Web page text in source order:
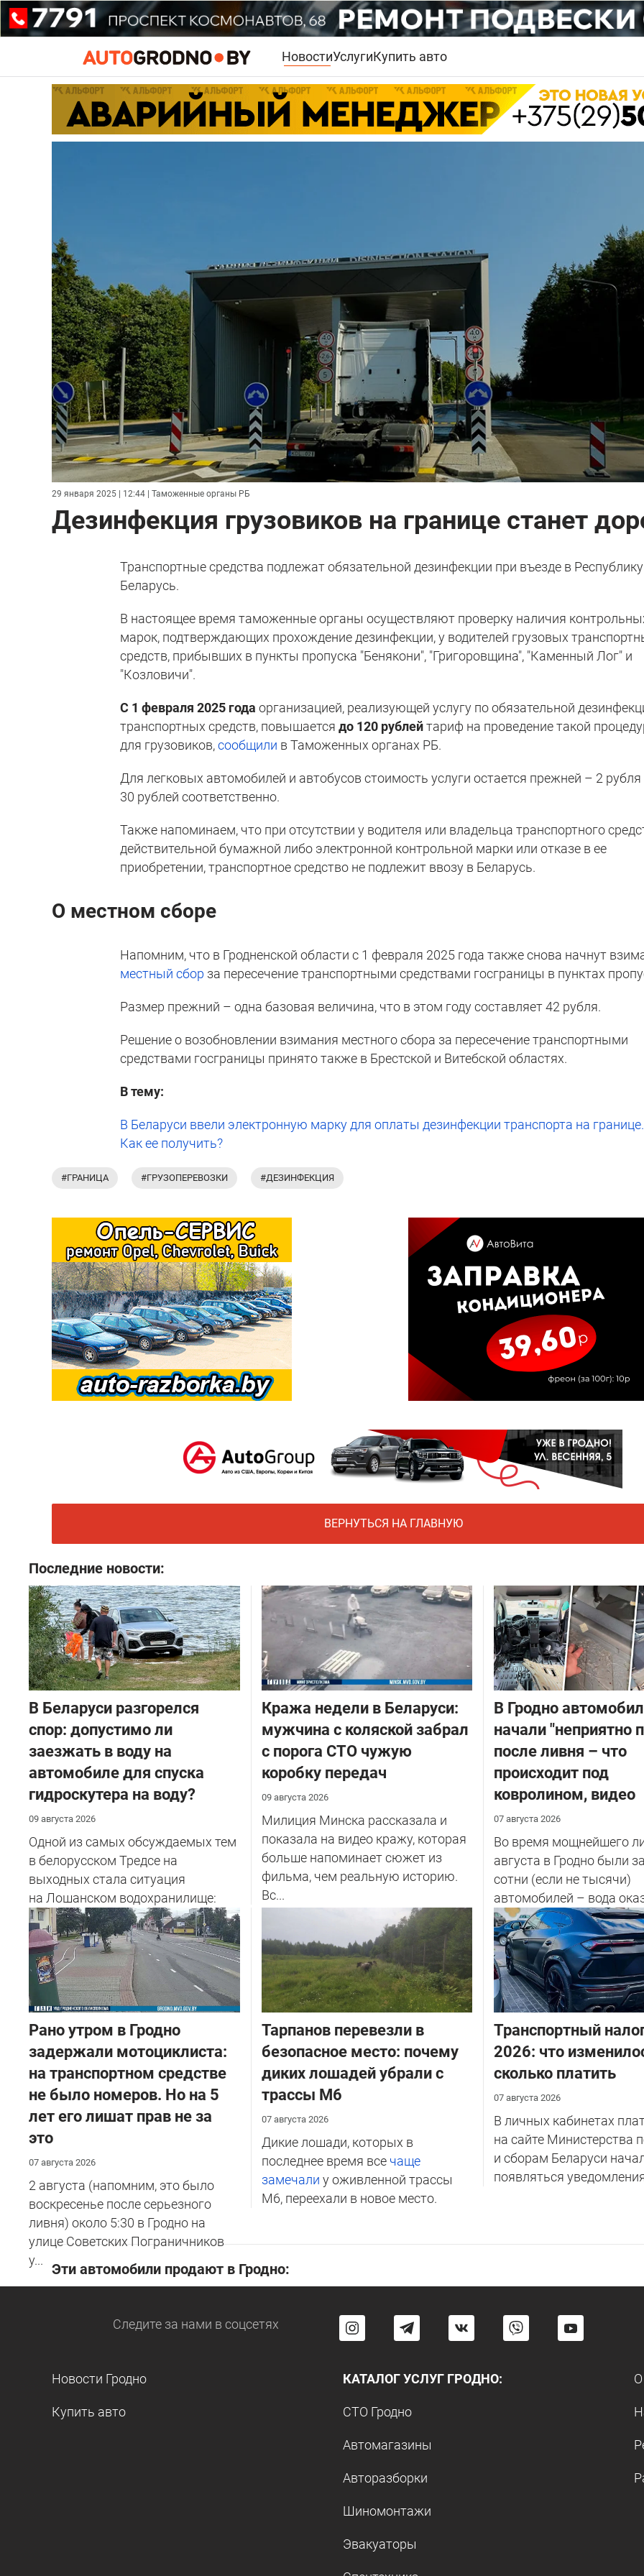
НовостиУслугиКупить авто
29 января 2025 | 12:44 | Таможенные органы РБ
Дезинфекция грузовиков на границе станет
Транспортные средства подлежат обязательной дезинфекции при въезде в Республику
Беларусь.
В настоящее время таможенные органы осуществляют проверку наличия
марок, подтверждающих прохождение дезинфекции, у водителей грузовых
средств, прибывших в пункты пропуска "Бенякони", "Григоровщина", "Каменный Лог" и
"Козловичи".
С 1 февраля 2025 года организацией, реализующей услугу по обязательной
транспортных средств, повышается до 120 рублейтариф на проведение такой
для грузовиков,сообщили в Таможенных органах РБ.
Для легковых автомобилей и автобусов стоимость услуги остается прежней – 2 рубля
30 рублей соответственно.
Также напоминаем, что при отсутствии у водителя или владельца транспортного
действительной бумажной либо электронной контрольной марки или отказе в ее
приобретении, транспортное средство не подлежит ввозу в Беларусь.
О местном сборе
Напомним, что в Гродненской области с 1 февраля 2025 года также снова начнут
местный сбор за пересечение транспортными средствами госграницы в пунктах
Размер прежний – одна базовая величина, что в этом году составляет 42 рубля.
Решение о возобновлении взимания местного сбора за пересечение транспортными
средствами госграницы принято также в Брестской и Витебской областях.
В тему:
В Беларуси ввели электронную марку для оплаты дезинфекции транспорта на границе.
Как ее получить?
#ГРАНИЦА #ГРУЗОПЕРЕВОЗКИ #ДЕЗИНФЕКЦИЯ
ВЕРНУТЬСЯ НА ГЛАВНУЮ
Последние новости:
В Беларуси разгорелся
спор: допустимо ли
заезжать в воду на
автомобиле для спуска
гидроскутера на воду?
09 августа 2026
Одной из самых обсуждаемых тем
в белорусском Тредсе на
выходных стала ситуация
на Лошанском водохранилище:
девушка ...
Кража недели в Беларуси:
мужчина с коляской забрал
с порога СТО чужую
коробку передач
09 августа 2026
Милиция Минска рассказала и
показала на видео кражу, которая
больше напоминает сюжет из
фильма, чем реальную историю.
Вс...
В Гродно
начали "неприятно
после ливня – что
происходит под
ковролином, видео
07 августа 2026
Во время мощнейшего
августа в Гродно были
сотни (если не тысячи)
автомобилей – вода
салоне...
Рано утром в Гродно
задержали мотоциклиста:
на транспортном средстве
не было номеров. Но на 5
лет его лишат прав не за
это
07 августа 2026
2 августа (напомним, это было
воскресенье после серьезного
ливня) около 5:30 в Гродно на
улице Советских Пограничников
у...
Тарпанов перевезли в
безопасное место: почему
диких лошадей убрали с
трассы М6
07 августа 2026
Дикие лошади, которых в
последнее время все чаще
замечали у оживленной трассы
М6, переехали в новое место.
Транспортный
2026: что
сколько платить
07 августа 2026
В личных кабинетах
на сайте Министерства
и сборам Беларуси
появляться
Эти автомобили продают в Гродно:
Следите за нами в соцсетях
Новости Гродно
Купить авто
КАТАЛОГ УСЛУГ ГРОДНО:
СТО Гродно
Автомагазины
Авторазборки
Шиномонтажи
Эвакуаторы